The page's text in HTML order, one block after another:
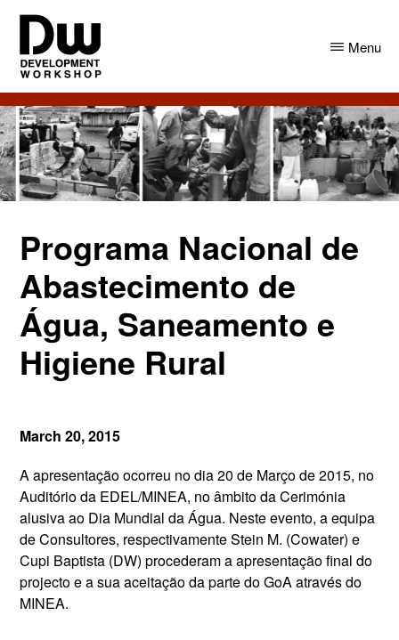
Skip
main
content
Skip
primary
sidebar
DW
Angola
Development
Workshop
Angola
Menu
Programa Nacional de
Abastecimento de
Água, Saneamento e
Higiene Rural
March 20, 2015
A apresentação ocorreu no dia 20 de Março de 2015, no
Auditório da EDEL/MINEA, no âmbito da Cerimónia
alusiva ao Dia Mundial da Água. Neste evento, a equipa
de Consultores, respectivamente Stein M. (Cowater) e
Cupi Baptista (DW) procederam a apresentação final do
projecto e a sua aceitação da parte do GoA através do
MINEA.